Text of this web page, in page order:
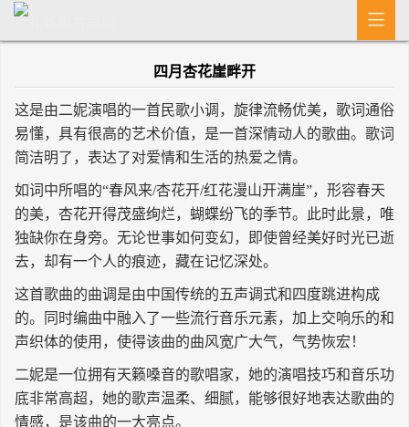
首 页
MV
新闻
艺人介绍
专辑
收歌
长按识别二维码

四月杏花崖畔开
这是由二妮演唱的一首民歌小调，旋律流畅优美，歌词通俗
易懂，具有很高的艺术价值，是一首深情动人的歌曲。歌词
简洁明了，表达了对爱情和生活的热爱之情。
如词中所唱的“春风来/杏花开/红花漫山开满崖”，形容春天
的美，杏花开得茂盛绚烂，蝴蝶纷飞的季节。此时此景，唯
独缺你在身旁。无论世事如何变幻，即使曾经美好时光已逝
去，却有一个人的痕迹，藏在记忆深处。
这首歌曲的曲调是由中国传统的五声调式和四度跳进构成
的。同时编曲中融入了一些流行音乐元素，加上交响乐的和
声织体的使用，使得该曲的曲风宽广大气，气势恢宏！
二妮是一位拥有天籁嗓音的歌唱家，她的演唱技巧和音乐功
底非常高超，她的歌声温柔、细腻，能够很好地表达歌曲的
情感，是该曲的一大亮点。